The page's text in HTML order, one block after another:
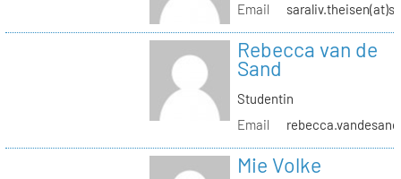
Email
Rebecca van de
Sand
Studentin
Email
Mie Volke